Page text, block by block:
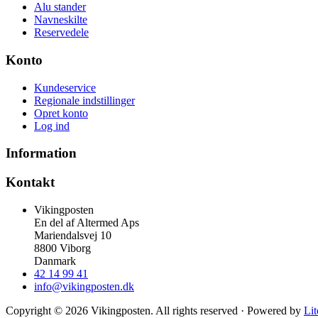
Alu stander
Navneskilte
Reservedele
Konto
Kundeservice
Regionale indstillinger
Opret konto
Log ind
Information
Kontakt
Vikingposten
En del af Altermed Aps
Mariendalsvej 10
8800 Viborg
Danmark
42 14 99 41
info@vikingposten.dk
Copyright © 2026 Vikingposten. All rights reserved · Powered by